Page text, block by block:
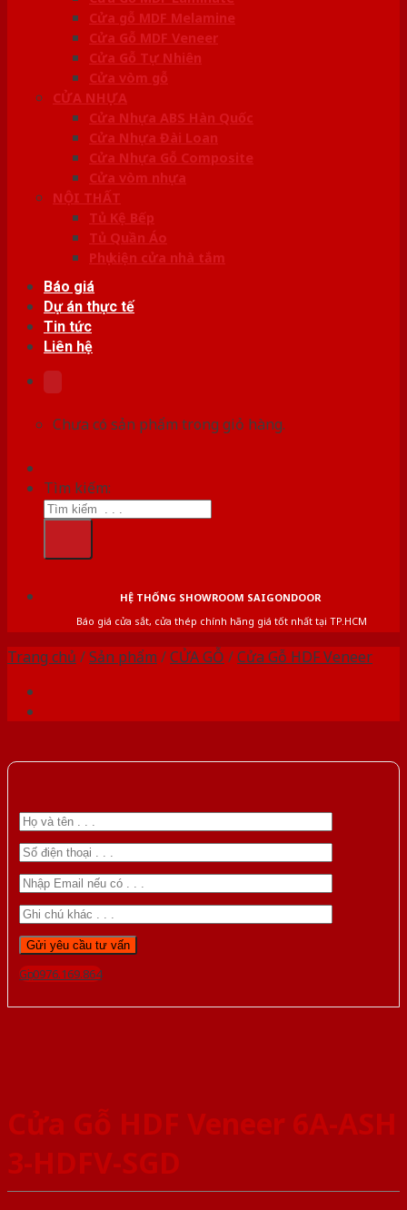
Cửa gỗ MDF Melamine
Cửa Gỗ MDF Veneer
Cửa Gỗ Tự Nhiên
Cửa vòm gỗ
CỬA NHỰA
Cửa Nhựa ABS Hàn Quốc
Cửa Nhựa Đài Loan
Cửa Nhựa Gỗ Composite
Cửa vòm nhựa
NỘI THẤT
Tủ Kệ Bếp
Tủ Quần Áo
Phụ kiện cửa nhà tắm
Báo giá
Dự án thực tế
Tin tức
Liên hệ
Chưa có sản phẩm trong giỏ hàng.
Tìm kiếm:
HỆ THỐNG SHOWROOM SAIGONDOOR
Báo giá cửa sắt, cửa thép chính hãng giá tốt nhất tại TP.HCM
Trang chủ /Sản phẩm /CỬA GỖ /Cửa Gỗ HDF Veneer
Gọi 0976.169.864
Cửa Gỗ HDF Veneer 6A-ASH
3-HDFV-SGD